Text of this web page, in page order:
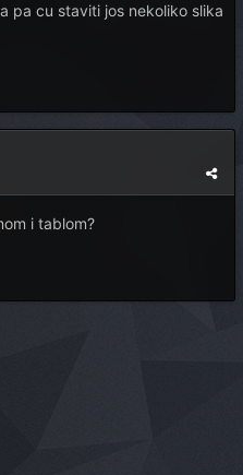
pa cu staviti jos nekoliko slika
i tablom?